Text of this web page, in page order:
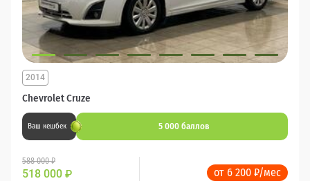
Chevrolet Cruze
2014
Ваш кешбек 5 000 баллов
588 000 ₽
518 000 ₽ от 6 200 ₽/мес